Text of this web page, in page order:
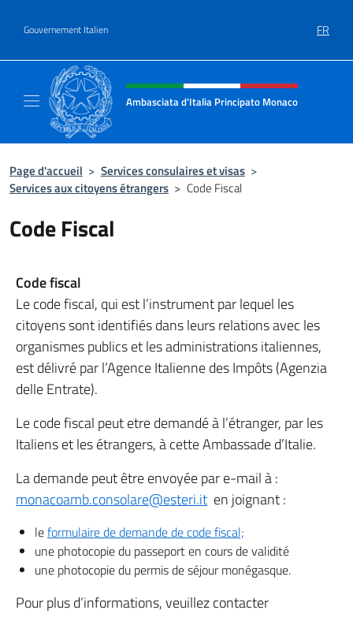
Gouvernement Italien FR
Site Web, social et en-tête de
Ambasciata d'Italia Principato Monaco
Page d'accueil > Services consulaires et visas >
Services aux citoyens étrangers > Code Fiscal
Code Fiscal
Code fiscal
Le code fiscal, qui est l’instrument par lequel les
citoyens sont identifiés dans leurs relations avec les
organismes publics et les administrations italiennes,
est délivré par l’Agence Italienne des Impôts (Agenzia
delle Entrate).
Le code fiscal peut etre demandé à l’étranger, par les
Italiens et les étrangers, à cette Ambassade d’Italie.
La demande peut être envoyée par e-mail à :
monacoamb.consolare@esteri.it en joignant :
leformulaire de demande de code fiscal;
une photocopie du passeport en cours de validité
une photocopie du permis de séjour monégasque.
Pour plus d’informations, veuillez contacter